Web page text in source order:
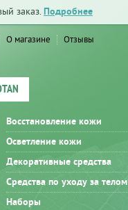
заказ. Подробнее
О магазине Отзывы
Восстановление кожи
Осветление кожи
Декоративные средства
Средства по уходу за телом
Наборы